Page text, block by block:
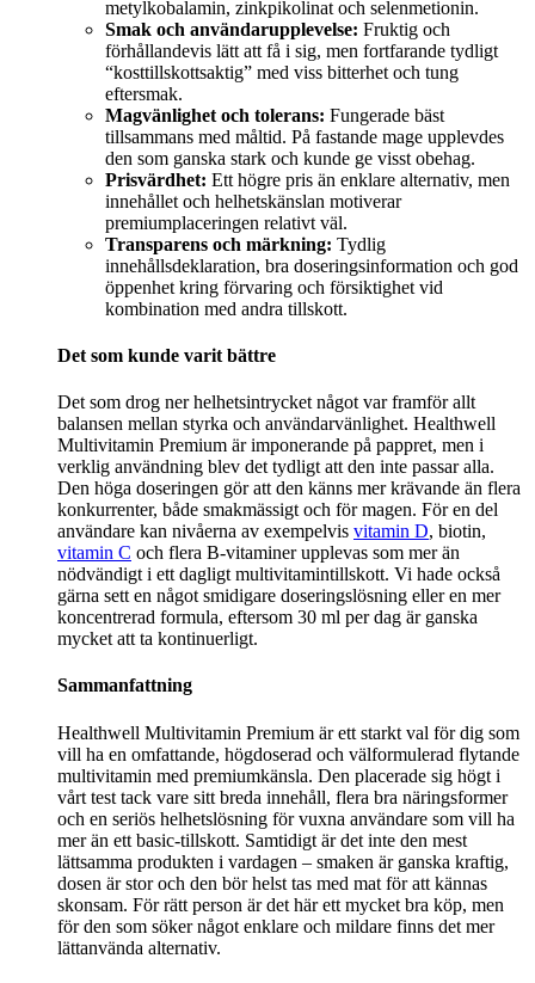
metylkobalamin, zinkpikolinat och selenmetionin.
Smak och användarupplevelse: Fruktig och
förhållandevis lätt att få i sig, men fortfarande tydligt
“kosttillskottsaktig” med viss bitterhet och tung
eftersmak.
Magvänlighet och tolerans: Fungerade bäst
tillsammans med måltid. På fastande mage upplevdes
den som ganska stark och kunde ge visst obehag.
Prisvärdhet: Ett högre pris än enklare alternativ, men
innehållet och helhetskänslan motiverar
premiumplaceringen relativt väl.
Transparens och märkning: Tydlig
innehållsdeklaration, bra doseringsinformation och god
öppenhet kring förvaring och försiktighet vid
kombination med andra tillskott.
Det som kunde varit bättre
Det som drog ner helhetsintrycket något var framför allt
balansen mellan styrka och användarvänlighet. Healthwell
Multivitamin Premium är imponerande på pappret, men i
verklig användning blev det tydligt att den inte passar alla.
Den höga doseringen gör att den känns mer krävande än flera
konkurrenter, både smakmässigt och för magen. För en del
användare kan nivåerna av exempelvis vitamin D, biotin,
vitamin C och flera B-vitaminer upplevas som mer än
nödvändigt i ett dagligt multivitamintillskott. Vi hade också
gärna sett en något smidigare doseringslösning eller en mer
koncentrerad formula, eftersom 30 ml per dag är ganska
mycket att ta kontinuerligt.
Sammanfattning
Healthwell Multivitamin Premium är ett starkt val för dig som
vill ha en omfattande, högdoserad och välformulerad flytande
multivitamin med premiumkänsla. Den placerade sig högt i
vårt test tack vare sitt breda innehåll, flera bra näringsformer
och en seriös helhetslösning för vuxna användare som vill ha
mer än ett basic-tillskott. Samtidigt är det inte den mest
lättsamma produkten i vardagen – smaken är ganska kraftig,
dosen är stor och den bör helst tas med mat för att kännas
skonsam. För rätt person är det här ett mycket bra köp, men
för den som söker något enklare och mildare finns det mer
lättanvända alternativ.